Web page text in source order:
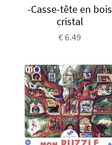
-Casse-tête en bois
cristal
€ 6.49